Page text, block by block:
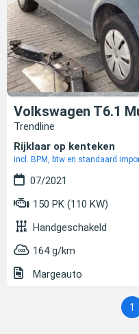
Volkswagen T6.1
Trendline
Rijklaar op kenteken
incl. BPM, btw en standaard
07/2021
150 PK (110 KW)
Handgeschakeld
164 g/km
Margeauto
1